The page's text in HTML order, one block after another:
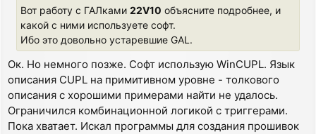
Вот работу с ГАЛками 22V10 объясните подробнее, и
какой с ними используете софт.
Ибо это довольно устаревшие GAL.
Ок. Но немного позже. Софт использую WinCUPL. Язык
описания CUPL на примитивном уровне - толкового
описания с хорошими примерами найти не удалось.
Ограничился комбинационной логикой с триггерами.
Пока хватает. Искал программы для создания прошивок